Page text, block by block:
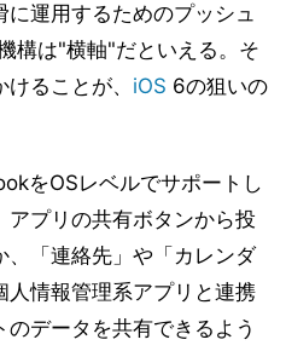
運用するためのプッシュ
構は"横軸"だといえる。そ
ることが、 iOS 6の狙いの
をOSレベルでサポートし
プリの共有ボタンから投
「連絡先」や「カレンダ
人情報管理系アプリと連携
データを共有できるよう